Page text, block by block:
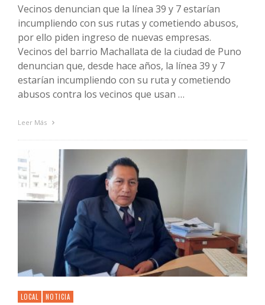
Vecinos denuncian que la línea 39 y 7 estarían
incumpliendo con sus rutas y cometiendo abusos,
por ello piden ingreso de nuevas empresas.
Vecinos del barrio Machallata de la ciudad de Puno
denuncian que, desde hace años, la línea 39 y 7
estarían incumpliendo con su ruta y cometiendo
abusos contra los vecinos que usan …
Leer Más
LOCAL NOTICIA